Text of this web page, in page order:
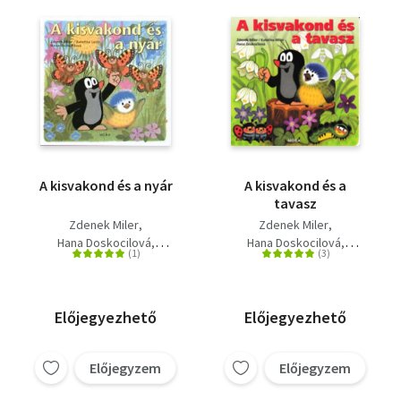
A kisvakond és a nyár
Zdenek Miler
Hana Doskocilová
Katerina Miler
Előjegyezhető
Előjegyzem
A kisvakond és a
tavasz
Zdenek Miler
Hana Doskocilová
Katerina Miler
Előjegyezhető
Előjegyzem